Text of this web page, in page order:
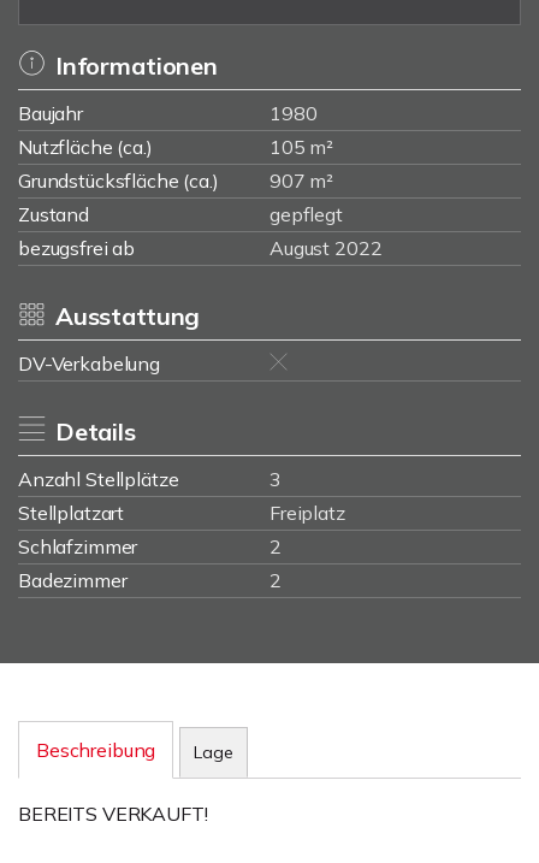
Informationen
Baujahr
1980
Nutzfläche (ca.)
105 m²
Grundstücksfläche (ca.)
907 m²
Zustand
gepflegt
bezugsfrei ab
August 2022
Ausstattung
DV-Verkabelung
Details
Anzahl Stellplätze
3
Stellplatzart
Freiplatz
Schlafzimmer
2
Badezimmer
2
Beschreibung Lage
BEREITS VERKAUFT!